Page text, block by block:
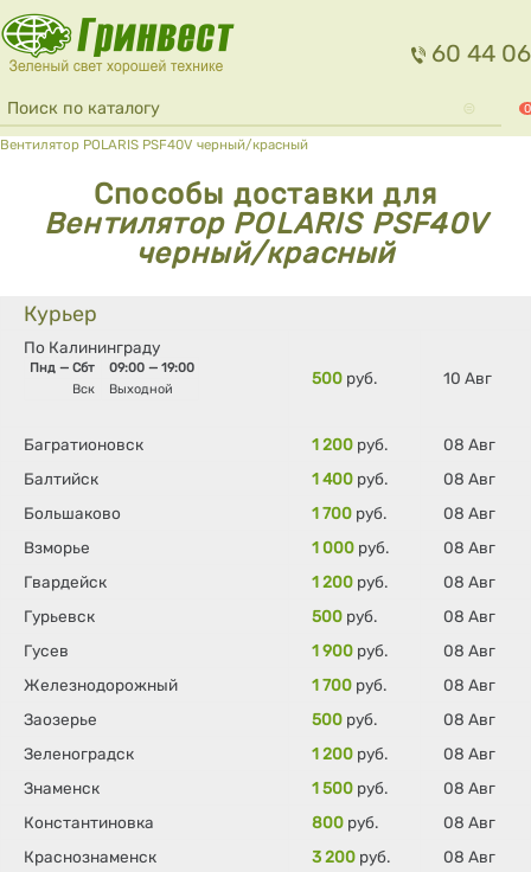
Перейти к основному содержанию
60 44 06
Форма поиска
Поиск 0
Вы здесь
Вентилятор POLARIS PSF40V черный/красный
Способы доставки для
Вентилятор POLARIS PSF40V
черный/красный
Курьер
По Калининграду
Пнд — Сбт
09:00 — 19:00
Вск
Выходной
500 руб. 10 Авг
Багратионовск 1 200 руб.
08 Авг
Балтийск
1 400 руб.
08 Авг
Большаково
1 700 руб.
08 Авг
Взморье
1 000 руб.
08 Авг
Гвардейск
1 200 руб.
08 Авг
Гурьевск
500 руб.
08 Авг
Гусев
1 900 руб.
08 Авг
Железнодорожный
1 700 руб.
08 Авг
Заозерье
500 руб.
08 Авг
Зеленоградск
1 200 руб.
08 Авг
Знаменск
1 500 руб.
08 Авг
Константиновка
800 руб.
08 Авг
Краснознаменск
3 200 руб.
08 Авг